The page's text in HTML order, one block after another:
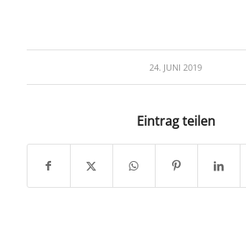
24. JUNI 2019
Eintrag teilen